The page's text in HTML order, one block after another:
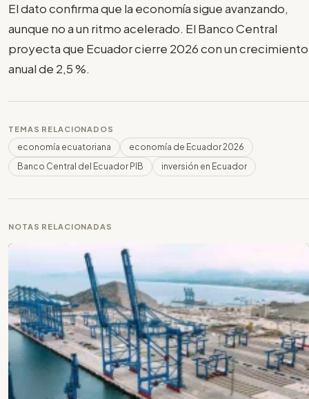
El dato confirma que la economía sigue avanzando,
aunque no a un ritmo acelerado. El Banco Central
proyecta que Ecuador cierre 2026 con un crecimiento
anual de 2,5 %.
TEMAS RELACIONADOS
economía ecuatoriana
economía de Ecuador 2026
Banco Central del Ecuador PIB
inversión en Ecuador
NOTAS RELACIONADAS